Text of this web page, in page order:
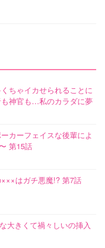
ちゃイカせられることに
神官も…私のカラダに夢
カーフェイスな後輩によ
第15話
はガチ悪魔!? 第7話
大きくて禍々しいの挿入